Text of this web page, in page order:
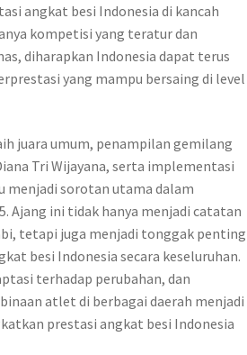
angkat besi Indonesia di kancah
kompetisi yang teratur dan
diharapkan Indonesia dapat terus
yang mampu bersaing di level
juara umum, penampilan gemilang
Tri Wijayana, serta implementasi
menjadi sorotan utama dalam
Ajang ini tidak hanya menjadi catatan
tetapi juga menjadi tonggak penting
besi Indonesia secara keseluruhan.
terhadap perubahan, dan
atlet di berbagai daerah menjadi
prestasi angkat besi Indonesia